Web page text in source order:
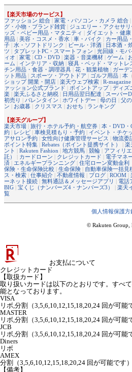
【楽天市場のサービス】
ファッション 総合 | 家電・パソコン・カメラ 総合 |
グ・小物・ブランド雑貨 | ジュエリー・アクセサリ
ッズ・ベビー用品・マタニティ | ダイエット・健康
用品 | 美容・コスメ・香水 | 車・バイク | カー用品
子 | 水・ソフトドリンク | ビール・洋酒 | 日本酒・
ツ | タブレットPC・スマートフォン | 光回線・モバ
ィオ | 家電 | CD・DVD | 楽器・音楽機材 | ゲーム |
ーム | インテリア・収納 | 寝具・ベッド・マットレ
チン用品・食器・調理器具 | 花・観葉植物 | ガーデ
ット用品 | スポーツ・アウトドア | ゴルフ用品 | 本 （
ショップ 開業・開店 | 楽天ウェブ検索 | R-
ァッション公式ブランド | ポイントアップ| ディズ
楽 | 楽天ふるさと納税 | 日用品翌日配達 | スーパー
初売り | バレンタイン | ホワイトデー | 母の日 | 父
ン | お歳暮 | クリスマス | おせち | ランキング
【楽天グループ】
楽天市場 | 旅行・ホテル予約・航空券 | 本・DVD・
約 | レシピ | 車検見積もり・予約 | イベント・チケ
アサロン予約 | 女性向け健康管理サービス | 物流委
ポイント特集 | Rebates（ポイント提携サイト） | 楽
ント | Rakuten Fashion | 地方競馬 | 競輪 | アフィリ
託）
| カードローン | クレジットカード | 電子マネ
済 | エネルギープランニング | 住宅ローン変動金利
保険・生命保険比較 | 生命保険 | 自動車保険一括見
ス・検索 | 仕事紹介 | 不動産情報 | ブログ | ROOM |
ーネット接続 | 無料通話＆メッセージアプリ | 電話
BIG | 宝くじ（ナンバーズ4・ナンバーズ3） | 楽天
覧
個人情報保護方
© Rakuten Group,
お支払について
クレジットカード
【取扱カード】
取り扱いカードは以下のとおりです。すべ
能となっております。
VISA
リボ,分割（3,5,6,10,12,15,18,20,24 回が可能
MASTER
リボ,分割（3,5,6,10,12,15,18,20,24 回が可能
JCB
リボ,分割（3,5,6,10,12,15,18,20,24 回が可能
Diners
リボ
AMEX
分割（3,5,6,10,12,15,18,20,24 回が可能です）
【備考】